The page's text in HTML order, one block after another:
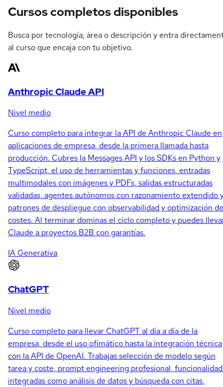
Cursos completos disponibles
Busca por tecnología, área o descripción y entra
al curso que encaja con tu objetivo.
Anthropic Claude API
Nivel medio
Curso completo para integrar la API de Anthropic Claude en
aplicaciones de empresa, desde la primera llamada hasta
producción. Cubres la Messages API y los SDKs en Python y
TypeScript, el uso de herramientas y funciones, entradas
multimodales con imágenes y PDFs, salidas estructuradas
validadas, agentes autónomos con razonamiento extendido
patrones de despliegue con observabilidad y optimización de
costes. Al terminar dominas el ciclo completo y puedes
Claude a proyectos B2B con garantías.
IA Generativa
ChatGPT
Nivel medio
Curso completo para llevar ChatGPT al día a día de la
empresa, desde el uso ofimático hasta la integración técnica
con la API de OpenAI. Trabajas selección de modelo según
tarea y coste, prompt engineering profesional,
integradas como análisis de datos y búsqueda con citas,